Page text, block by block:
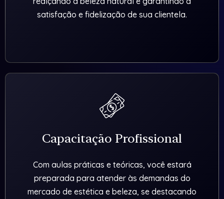
satisfação e fidelização de sua clientela.
Capacitação Profissional
Com aulas práticas e teóricas, você estará
preparada para atender às demandas do
mercado de estética e beleza, se destacando